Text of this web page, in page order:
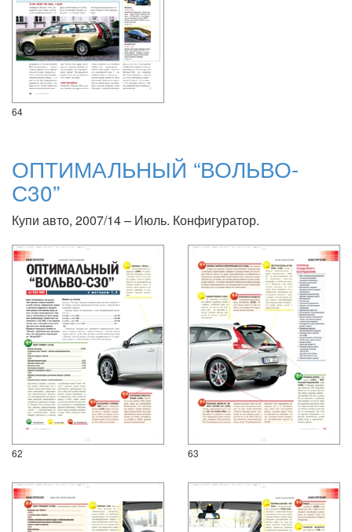
64
ОПТИМАЛЬНЫЙ “ВОЛЬВО-
С30”
Купи авто, 2007/14 – Июль. Конфигуратор.
62 63